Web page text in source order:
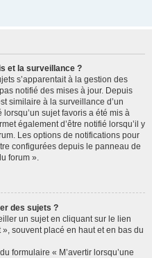
et la surveillance ?
s’apparentait à la gestion des
notifié des mises à jour. Depuis
similaire à la surveillance d’un
sujet favoris a été mis à
également d’être notifié lorsqu’il y
Les options de notifications pour
configurées depuis le panneau de
forum ».
des sujets ?
un sujet en cliquant sur le lien
souvent placé en haut et en bas du
formulaire « M’avertir lorsqu’une